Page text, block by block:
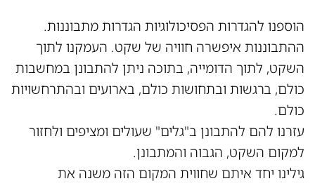
הוספנו להגדרות הפסיכולוגיות הגדרות מתבוננות.
ההתבוננות איפשרה חוויה של שקט. העמקנו לתוך
השקט, לתוך הדומייה, בתוכה ניתן להתבונן במחשבות
כולם, ברגשות ובתחושות כולם, בארועים ובהתרחשויות
כולם.
עזרנו להם להתבונן ב"גלים" שעולים ומציפים ולחזור
למקום השקט, הגבוה והמתבונן.
גילינו יחד איתם שחווית המקום הזה משנה את